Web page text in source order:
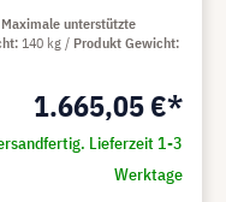
1.665,05 €*
Lieferzeit 1-3
Werktage
Maximale unterstützte
140 kg
Produkt Gewicht